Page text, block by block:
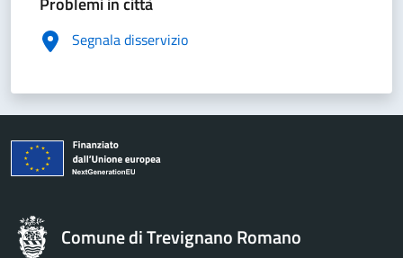
Segnala disservizio
Comune di Trevignano Romano